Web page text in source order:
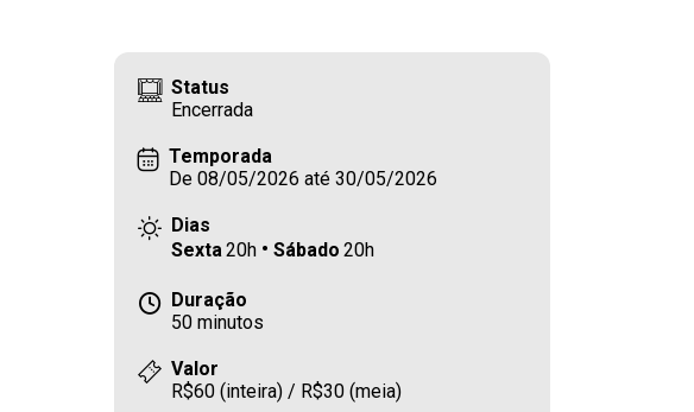
Status
Encerrada
Temporada
De 08/05/2026 até 30/05/2026
Dias
Sexta20h Sábado 20h
Duração
50 minutos
Valor
R$60 (inteira) / R$30 (meia)